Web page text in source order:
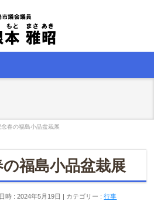
春の福島小品盆栽展
福島小品盆栽展
時 : 2024年5月19日 カテゴリー :行事